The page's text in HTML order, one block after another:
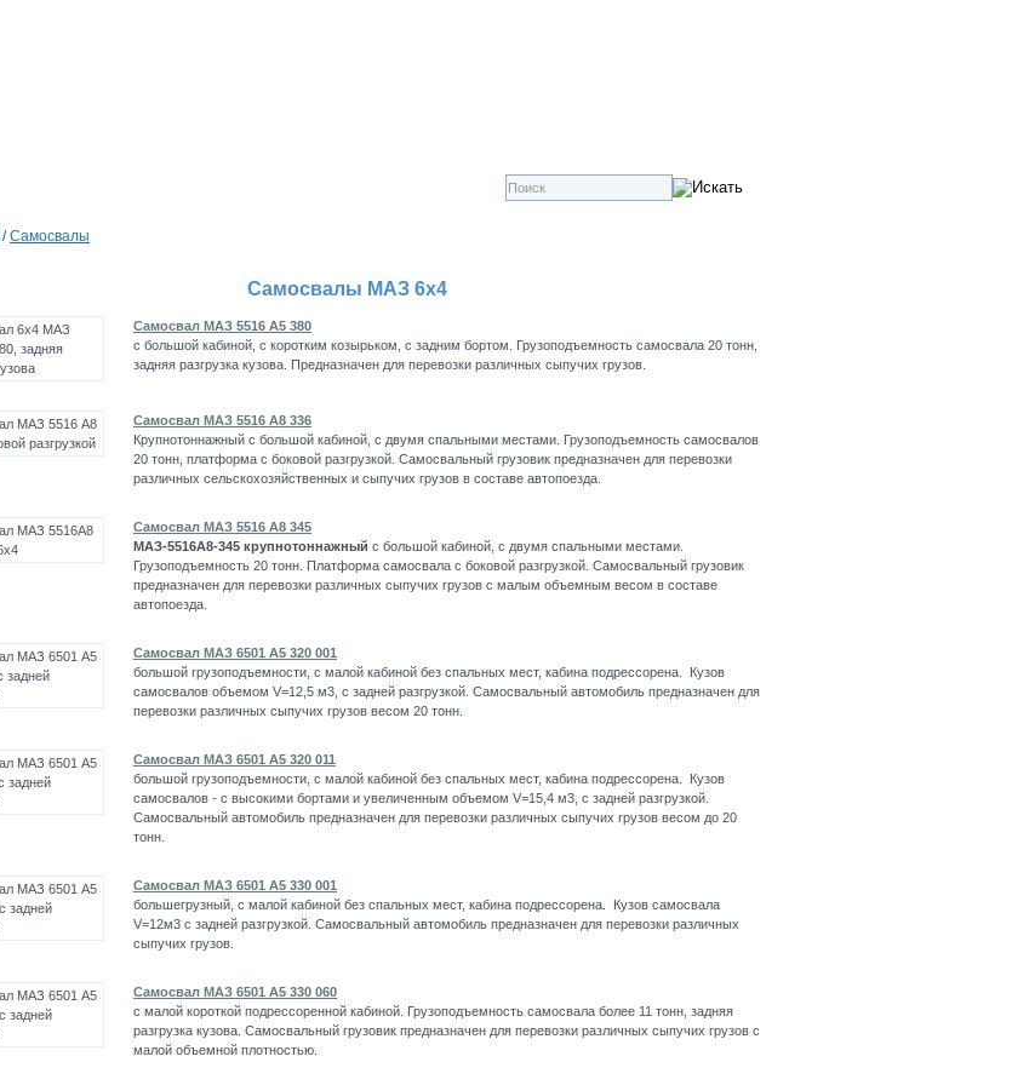
/Самосвалы
Самосвалы МАЗ 6х4
Самосвал МАЗ 5516 А5 380
с большой кабиной, с коротким козырьком, с задним бортом. Грузоподъемность самосвала 20 тонн,
задняя разгрузка кузова. Предназначен для перевозки различных сыпучих грузов.
Самосвал МАЗ 5516 А8 336
Крупнотоннажный с большой кабиной, с двумя спальными местами. Грузоподъемность самосвалов
20 тонн, платформа с боковой разгрузкой. Самосвальный грузовик предназначен для перевозки
различных сельскохозяйственных и сыпучих грузов в составе автопоезда.
Самосвал МАЗ 5516 А8 345
МАЗ-5516А8-345 крупнотоннажный с большой кабиной, с двумя спальными местами.
Грузоподъемность 20 тонн. Платформа самосвала с боковой разгрузкой. Самосвальный грузовик
предназначен для перевозки различных сыпучих грузов с малым объемным весом в составе
автопоезда.
Самосвал МАЗ 6501 А5 320 001
большой грузоподъемности, с малой кабиной без спальных мест, кабина подрессорена. Кузов
самосвалов объемом V=12,5 м3, с задней разгрузкой. Самосвальный автомобиль предназначен для
перевозки различных сыпучих грузов весом 20 тонн.
Самосвал МАЗ 6501 А5 320 011
большой грузоподъемности, с малой кабиной без спальных мест, кабина подрессорена. Кузов
самосвалов - с высокими бортами и увеличенным объемом V=15,4 м3, с задней разгрузкой.
Самосвальный автомобиль предназначен для перевозки различных сыпучих грузов весом до 20
тонн.
Самосвал МАЗ 6501 А5 330 001
большегрузный, с малой кабиной без спальных мест, кабина подрессорена. Кузов самосвала
V=12м3 с задней разгрузкой. Самосвальный автомобиль предназначен для перевозки различных
сыпучих грузов.
Самосвал МАЗ 6501 А5 330 060
с малой короткой подрессоренной кабиной. Грузоподъемность самосвала более 11 тонн, задняя
разгрузка кузова. Самосвальный грузовик предназначен для перевозки различных сыпучих грузов с
малой объемной плотностью.